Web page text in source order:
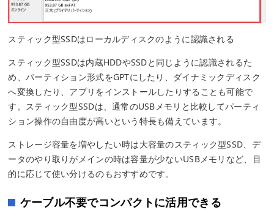
スティック型SSDはローカルディスクのように認識される
スティック型SSDは内蔵HDDやSSDと同じように認識されるた
め、パーティション形式をGPTにしたり、ダイナミックディスク
へ変換したり、アプリをインストールしたりすることも可能で
す。スティック型SSDは、通常のUSBメモリと比較してパーティ
ション操作の自由度が高いという特長も備えています。
ストレージ容量を増やしたい時は大容量のスティック型SSD、デ
ータのやり取りがメインの時は容量が少ないUSBメモリなど、目
的に応じて使い分けるのもおすすめです。
ケーブル不要でコンパクトに活用できる